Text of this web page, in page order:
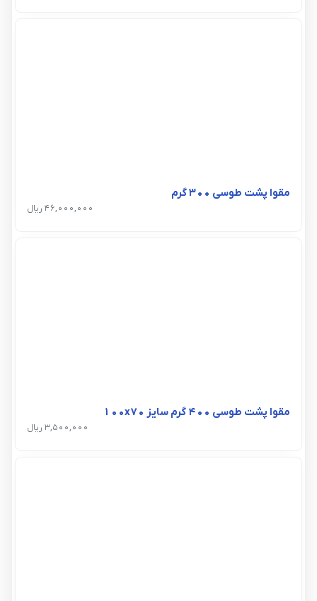
مقوا پشت طوسی 300 گرم
46,000,000 ریال
مقوا پشت طوسی 400 گرم سایز 100x70
3,500,000 ریال